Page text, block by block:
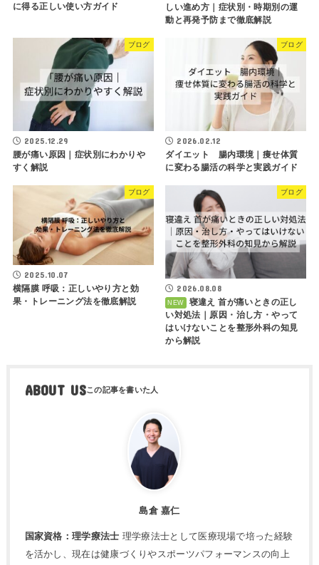
に得る正しい使い方ガイド
しい進め方｜症状別・時期別の運
動と再発予防まで徹底解説
ブログ
2025.12.29
腰が痛い原因｜症状別にわかりや
すく解説
ブログ
2026.02.12
ダイエット 腸内環境｜痩せ体質
に変わる腸活の科学と実践ガイド
ブログ
2025.10.07
横隔膜 呼吸：正しいやり方と効
果・トレーニング法を徹底解説
ブログ
2026.08.08
寝違え 首が痛いときの正し
い対処法｜原因・治し方・やって
はいけないことを整形外科の知見
から解説
ABOUT US
島倉 嘉仁
国家資格：理学療法士 理学療法士として医療現場で培った経験
を活かし、現在は健康づくりやスポーツパフォーマンスの向上